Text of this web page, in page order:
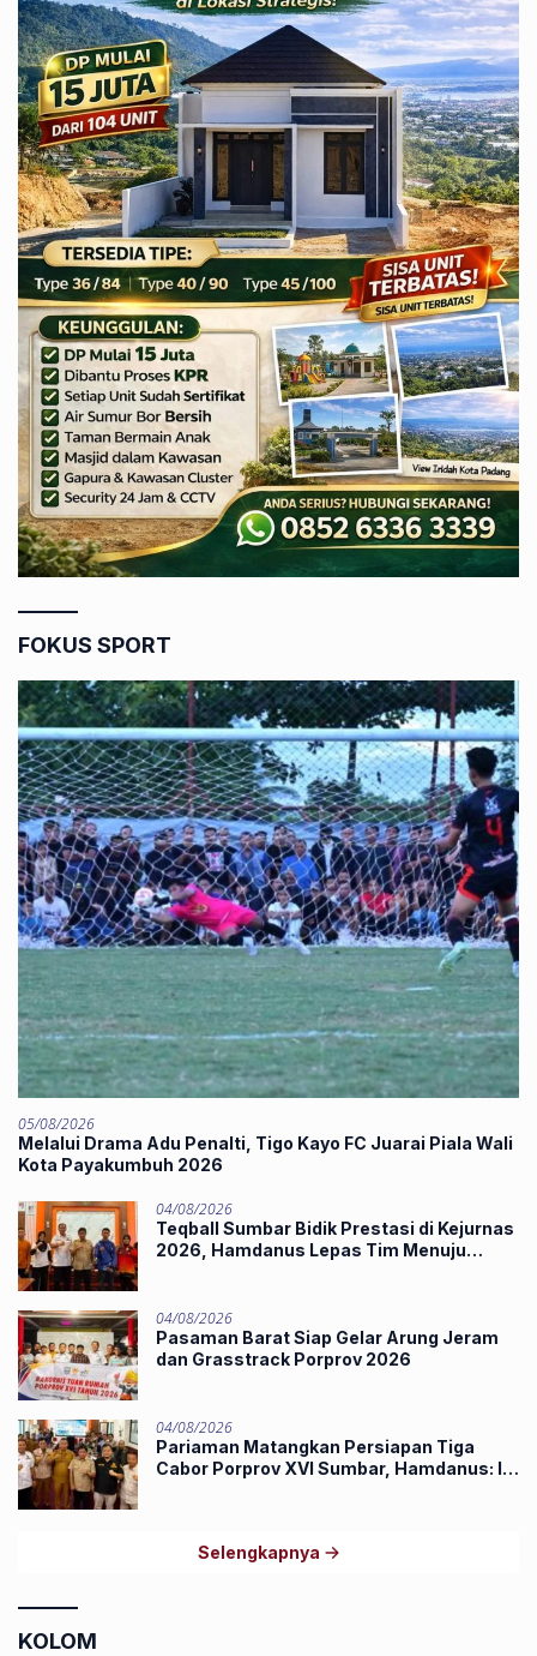
FOKUS SPORT
05/08/2026
Melalui Drama Adu Penalti, Tigo Kayo FC Juarai Piala Wali
Kota Payakumbuh 2026
04/08/2026
Teqball Sumbar Bidik Prestasi di Kejurnas
2026, Hamdanus Lepas Tim Menuju
04/08/2026
Pasaman Barat Siap Gelar Arung Jeram
dan Grasstrack Porprov 2026
04/08/2026
Pariaman Matangkan Persiapan Tiga
Cabor Porprov XVI Sumbar, Hamdanus: Ini
Selengkapnya
KOLOM